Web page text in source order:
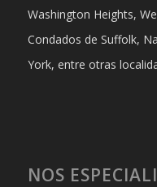
Washington Heights,
Condados de Suffolk,
York, entre otras
NOS